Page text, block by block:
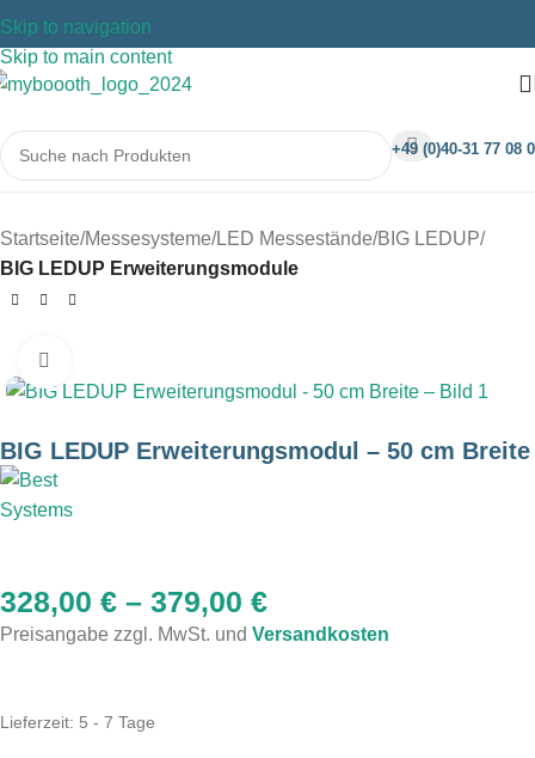
Skip to navigation
Skip to main content
+49 (0)40-31 77 08 0
Startseite Messesysteme LED Messestände BIG LEDUP
BIG LEDUP Erweiterungsmodule
BIG LEDUP Erweiterungsmodul – 50 cm Breite
328,00 € – 379,00 €
Preisangabe zzgl. MwSt. und Versandkosten
Lieferzeit: 5 - 7 Tage